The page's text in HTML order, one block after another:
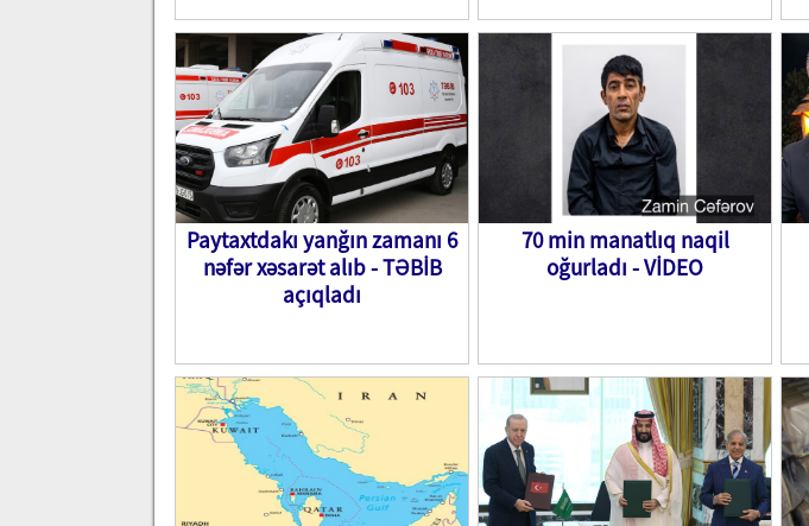
Paytaxtdakı yanğın zamanı 6
nəfər xəsarət alıb - TƏBİB
açıqladı
70 min manatlıq naqil
oğurladı - VİDEO